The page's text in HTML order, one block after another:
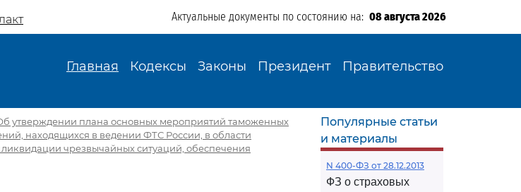
Актуальные документы по состоянию на: 08 августа 2026
Главная Кодексы Законы Президент Правительство
утверждении плана основных мероприятий таможенных
находящихся в ведении ФТС России, в области
чрезвычайных ситуаций, обеспечения
Популярные статьи
и материалы
N 400-ФЗ от 28.12.2013
ФЗ о страховых